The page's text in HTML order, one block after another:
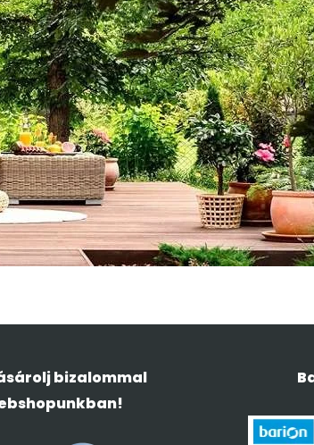
bizalommal